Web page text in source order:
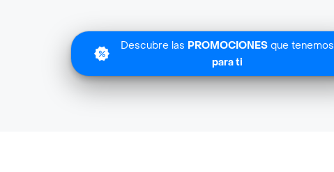
Descubre las PROMOCIONES que tenemos
para ti